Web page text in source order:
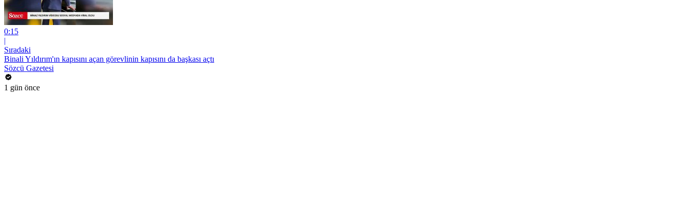
0:15
|
Sıradaki
Binali Yıldırım'ın kapısını açan görevlinin kapısını da başkası açtı
Sözcü Gazetesi
1 gün önce